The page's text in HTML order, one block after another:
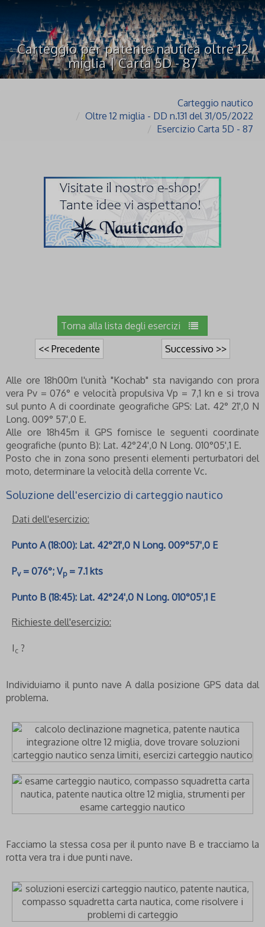
Carteggio per patente nautica oltre 12
miglia | Carta 5D - 87
Carteggio nautico
Oltre 12 miglia - DD n.131 del 31/05/2022
Esercizio Carta 5D - 87
Torna alla lista degli esercizi
<< Precedente
Successivo >>
Alle ore 18h00m l'unità "Kochab" sta navigando con prora
vera Pv = 076° e velocità propulsiva Vp = 7,1 kn e si trova
sul punto A di coordinate geografiche GPS: Lat. 42° 21',0 N
Long. 009° 57',0 E.
Alle ore 18h45m il GPS fornisce le seguenti coordinate
geografiche (punto B): Lat. 42°24',0 N Long. 010°05',1 E.
Posto che in zona sono presenti elementi perturbatori del
moto, determinare la velocità della corrente Vc.
Soluzione dell'esercizio di carteggio nautico
Dati dell'esercizio:
Punto A (18:00): Lat. 42°21',0 N Long. 009°57',0 E
Pv= 076°; Vp= 7.1 kts
Punto B (18:45): Lat. 42°24',0 N Long. 010°05',1 E
Richieste dell'esercizio:
I c ?
Individuiamo il punto nave A dalla posizione GPS data dal
problema.
Facciamo la stessa cosa per il punto nave B e tracciamo la
rotta vera tra i due punti nave.